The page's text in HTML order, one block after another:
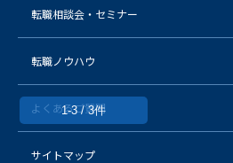
1-3 / 3件
転職相談会・セミナー
転職ノウハウ
よくあるご質問
サイトマップ